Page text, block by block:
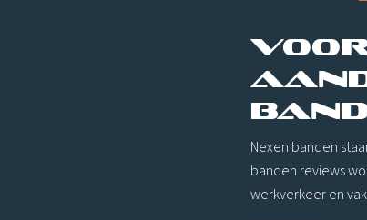
Nexen banden
banden reviews
werkverkeer en